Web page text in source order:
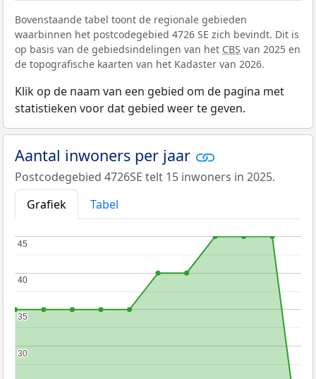
Bovenstaande tabel toont de regionale gebieden
waarbinnen het postcodegebied 4726 SE zich bevindt. Dit is
op basis van de gebiedsindelingen van het CBS van 2025 en
de topografische kaarten van het Kadaster van 2026.
Klik op de naam van een gebied om de pagina met
statistieken voor dat gebied weer te geven.
Aantal inwoners per jaar
Postcodegebied 4726SE telt 15 inwoners in 2025.
Grafiek
Tabel
30
30
35
35
40
40
45
45